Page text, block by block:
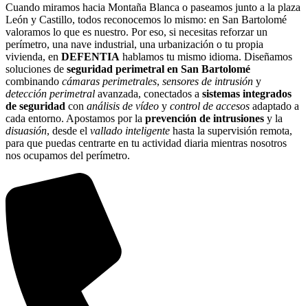
Cuando miramos hacia Montaña Blanca o paseamos junto a la plaza
León y Castillo, todos reconocemos lo mismo: en San Bartolomé
valoramos lo que es nuestro. Por eso, si necesitas reforzar un
perímetro, una nave industrial, una urbanización o tu propia
vivienda, en DEFENTIA hablamos tu mismo idioma. Diseñamos
soluciones de seguridad perimetral en San Bartolomé
combinando cámaras perimetrales, sensores de intrusión y
detección perimetral avanzada, conectados a sistemas integrados
de seguridad con análisis de vídeo y control de accesos adaptado a
cada entorno. Apostamos por la prevención de intrusiones y la
disuasión, desde el vallado inteligente hasta la supervisión remota,
para que puedas centrarte en tu actividad diaria mientras nosotros
nos ocupamos del perímetro.